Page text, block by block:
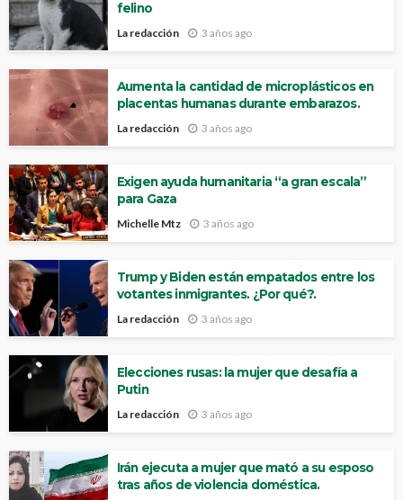
felino
La redacción 3 años ago
Aumenta la cantidad de microplásticos en
placentas humanas durante embarazos.
La redacción 3 años ago
Exigen ayuda humanitaria “a gran escala”
para Gaza
Michelle Mtz 3 años ago
Trump y Biden están empatados entre los
votantes inmigrantes. ¿Por qué?.
La redacción 3 años ago
Elecciones rusas: la mujer que desafía a
Putin
La redacción 3 años ago
Irán ejecuta a mujer que mató a su esposo
tras años de violencia doméstica.